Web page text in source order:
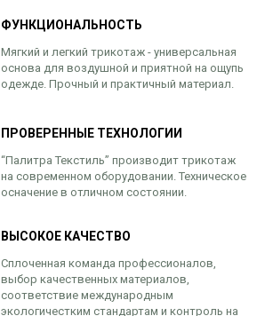
ФУНКЦИОНАЛЬНОСТЬ
Мягкий и легкий трикотаж - универсальная
основа для воздушной и приятной на ощупь
одежде. Прочный и практичный материал.
ПРОВЕРЕННЫЕ ТЕХНОЛОГИИ
“Палитра Текстиль” производит трикотаж
на современном оборудовании. Техническое
осначение в отличном состоянии.
ВЫСОКОЕ КАЧЕСТВО
Сплоченная команда профессионалов,
выбор качественных материалов,
соответствие международным
экологичестким стандартам и контроль на